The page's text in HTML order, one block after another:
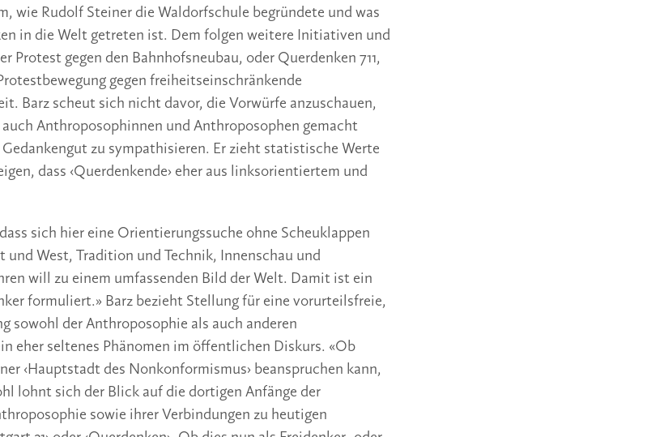
wie Rudolf Steiner die Waldorfschule begründete und was
in die Welt getreten ist. Dem folgen weitere Initiativen und
Protest gegen den Bahnhofsneubau, oder Querdenken 711,
gegen freiheitseinschränkende
Barz scheut sich nicht davor, die Vorwürfe anzuschauen,
auch Anthroposophinnen und Anthroposophen gemacht
zu sympathisieren. Er zieht statistische Werte
dass ‹Querdenkende› eher aus linksorientiertem und
sich hier eine Orientierungssuche ohne Scheuklappen
und West, Tradition und Technik, Innenschau und
will zu einem umfassenden Bild der Welt. Damit ist ein
formuliert.» Barz bezieht Stellung für eine vorurteilsfreie,
sowohl der Anthroposophie als auch anderen
eher seltenes Phänomen im öffentlichen Diskurs. «Ob
‹Hauptstadt des Nonkonformismus› beanspruchen kann,
lohnt sich der Blick auf die dortigen Anfänge der
sowie ihrer Verbindungen zu heutigen